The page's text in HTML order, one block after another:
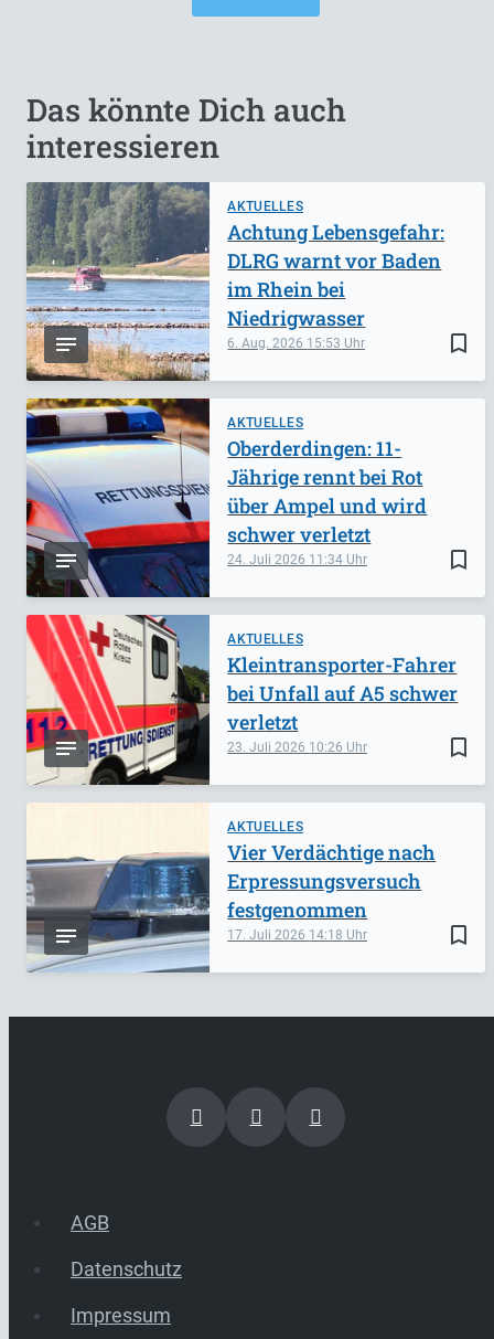
Das könnte Dich auch
interessieren
AKTUELLES
bookmark_border
6. Aug. 2026 15:53
Achtung Lebensgefahr:
DLRG warnt vor Baden
im Rhein bei
Niedrigwasser
AKTUELLES
bookmark_border
24. Juli 2026 11:34
Oberderdingen: 11-
Jährige rennt bei Rot
über Ampel und wird
schwer verletzt
AKTUELLES
bookmark_border
23. Juli 2026 10:26
Kleintransporter-Fahrer
bei Unfall auf A5 schwer
verletzt
AKTUELLES
bookmark_border
17. Juli 2026 14:18
Vier Verdächtige nach
Erpressungsversuch
festgenommen
AGB
Datenschutz
Impressum